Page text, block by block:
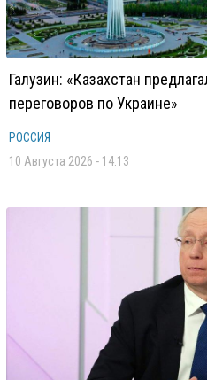
Галузин: «Казахстан
переговоров по Украине»
РОССИЯ
10 Августа 2026 - 14:13